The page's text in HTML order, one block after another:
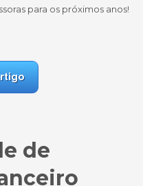
para os próximos anos!
de